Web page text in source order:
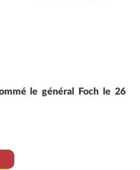
le général Foch le 26